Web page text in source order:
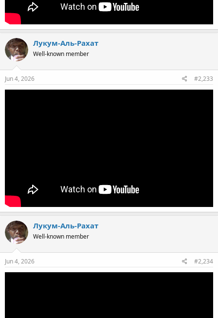
Лукум-Аль-Рахат
Well-known member
Jun 4, 2026 #2,233
Лукум-Аль-Рахат
Well-known member
Jun 4, 2026 #2,234